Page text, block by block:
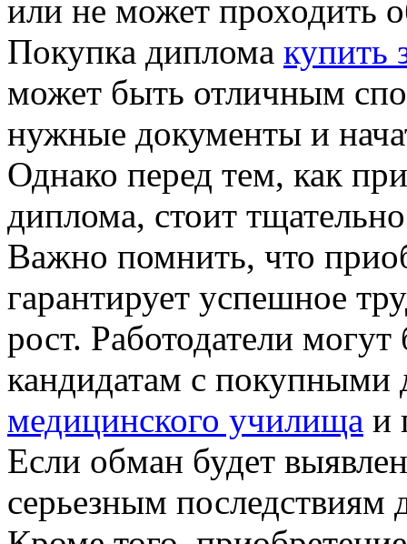
или не может проходить
Покупка диплома купить
может быть отличным
нужные документы и
Однако перед тем, как
диплома, стоит
Важно помнить, что
гарантирует успешное
рост. Работодатели
кандидатам с
медицинского училища и
Если обман будет
серьезным последствиям